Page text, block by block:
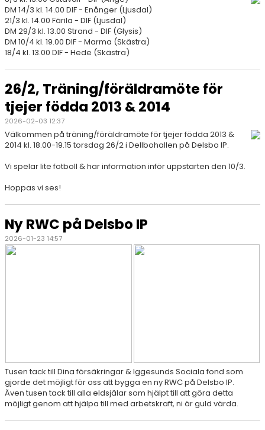
DM 14/3 kl. 14.00 DIF - Enånger (Ljusdal)
21/3 kl. 14.00 Färila - DIF (Ljusdal)
DM 29/3 kl. 13.00 Strand - DIF (Glysis)
DM 10/4 kl. 19.00 DIF - Marma (Skästra)
18/4 kl. 13.00 DIF - Hede (Skästra)
26/2, Träning/föräldramöte för
tjejer födda 2013 & 2014
2026-02-03 12:37
Välkommen på träning/föräldramöte för tjejer födda 2013 &
2014 kl. 18.00-19.15 torsdag 26/2 i Dellbohallen på Delsbo IP.
Vi spelar lite fotboll & har information inför uppstarten den 10/3.
Hoppas vi ses!
Ny RWC på Delsbo IP
2026-01-23 14:57
Tusen tack till Dina försäkringar & Iggesunds Sociala fond som
gjorde det möjligt för oss att bygga en ny RWC på Delsbo IP.
Även tusen tack till alla eldsjälar som hjälpt till att göra detta
möjligt genom att hjälpa till med arbetskraft, ni är guld värda.